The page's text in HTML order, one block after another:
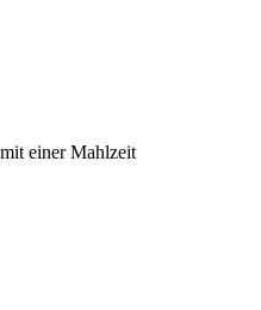
einer Mahlzeit